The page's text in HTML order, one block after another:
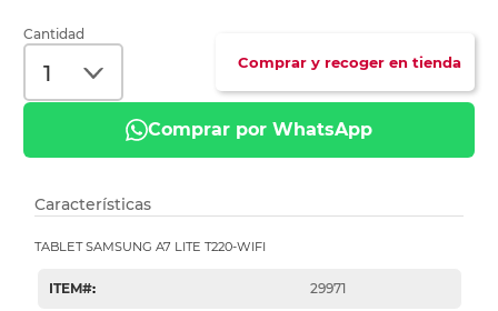
Cantidad
Comprar y recoger en tienda
Comprar por WhatsApp
Características
TABLET SAMSUNG A7 LITE T220-WIFI
ITEM#: 29971